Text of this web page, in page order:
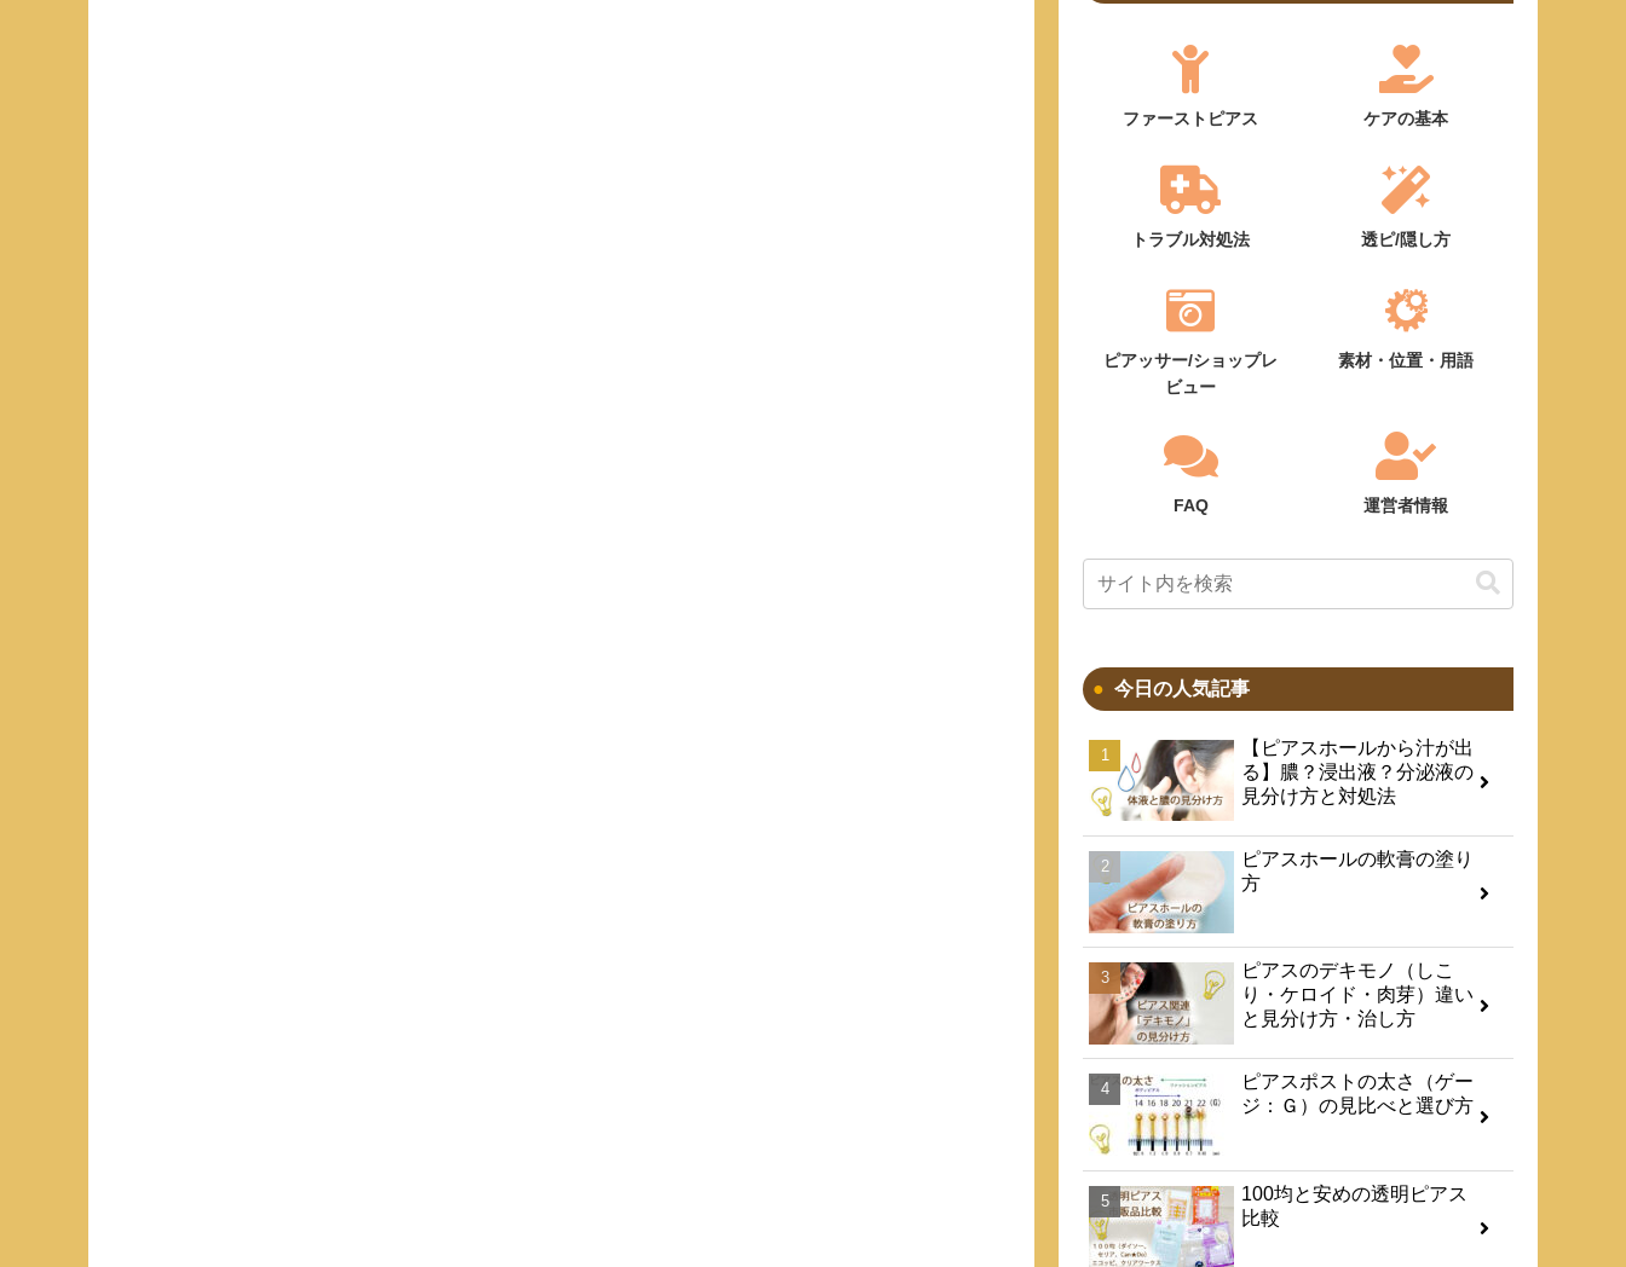
ファーストピアス ケアの基本
トラブル対処法 透ピ/隠し方
ピアッサー/ショップレ
ビュー
素材・位置・用語
FAQ 運営者情報
今日の人気記事
【ピアスホールから汁が出
る】膿？浸出液？分泌液の
見分け方と対処法
ピアスホールの軟膏の塗り
方
ピアスのデキモノ（しこ
り・ケロイド・肉芽）違い
と見分け方・治し方
ピアスポストの太さ（ゲー
ジ：Ｇ）の見比べと選び方
100均と安めの透明ピアス
比較